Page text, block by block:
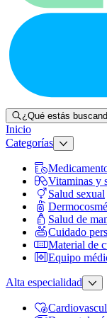
¿Qué estás
Inicio
Categorías
Vitaminas y
Salud sexual
Salud de
Cuidado
Material de
Equipo
Alta especialidad